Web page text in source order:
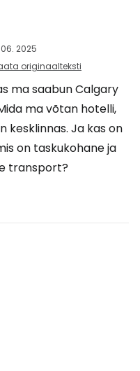
2025
originaalteksti
ma saabun Calgary
ma võtan hotelli,
kesklinnas. Ja kas on
on taskukohane ja
transport?